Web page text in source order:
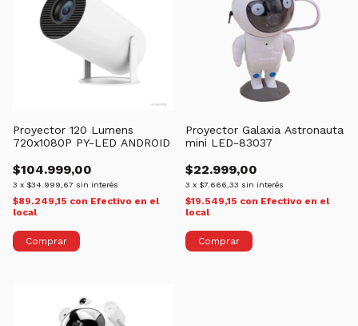
Proyector 120 Lumens
720x1080P PY-LED ANDROID
$104.999,00
3 x $34.999,67 sin interés
$89.249,15 con Efectivo en el
local
Proyector Galaxia Astronauta
mini LED-83037
$22.999,00
3 x $7.666,33 sin interés
$19.549,15 con Efectivo en el
local